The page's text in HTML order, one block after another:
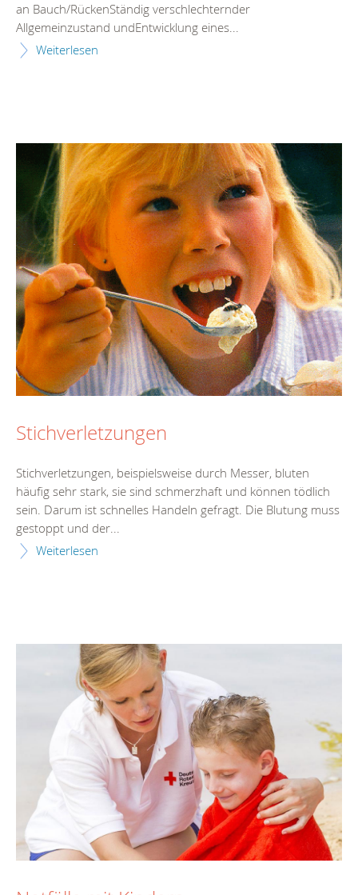
an Bauch/RückenStändig verschlechternder
Allgemeinzustand undEntwicklung eines...
Weiterlesen
Stichverletzungen
Stichverletzungen, beispielsweise durch Messer, bluten
häufig sehr stark, sie sind schmerzhaft und können tödlich
sein. Darum ist schnelles Handeln gefragt. Die Blutung muss
gestoppt und der...
Weiterlesen